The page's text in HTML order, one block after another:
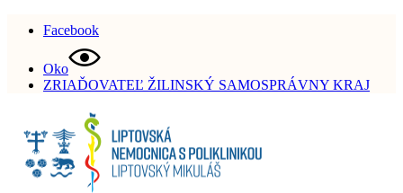
Facebook
Oko
ZRIAĎOVATEĽ ŽILINSKÝ SAMOSPRÁVNY KRAJ